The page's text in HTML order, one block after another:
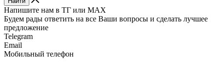
Напишите нам в ТГ или MAX
Будем рады ответить на все Ваши вопросы и сделать лучшее
предложение
Telegram
Email
Мобильный телефон